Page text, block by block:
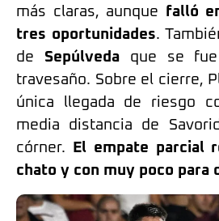
más claras, aunque
falló
tres oportunidades.
de Sepúlvedaque se fue
travesaño. Sobre el cierre,
única llegada de riesgo
media distancia de
córner.
El empate parcial
chato y con muy poco para